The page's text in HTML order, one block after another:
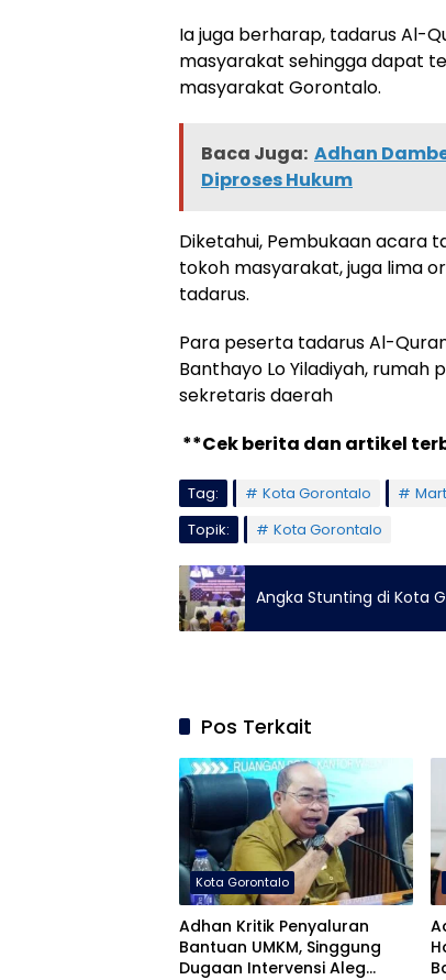
Ia juga berharap, tadarus Al-
masyarakat sehingga dapat
masyarakat Gorontalo.
Baca Juga: Adhan
Diproses Hukum
Diketahui, Pembukaan acara
tokoh masyarakat, juga lima
tadarus.
Para peserta tadarus Al-
Banthayo Lo Yiladiyah, rumah
sekretaris daerah
**Cek berita dan artikel
Tag: Kota Gorontalo
Topik:
Kota Gorontalo
Angka Stunting di Kota
Pos Terkait
Kota Gorontalo
Adhan Kritik Penyaluran
Bantuan UMKM, Singgung
Dugaan Intervensi Aleg